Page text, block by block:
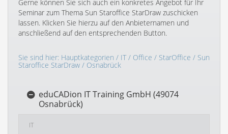
Gerne können Sie sich auch ein konkretes Angebot für Ihr
Seminar zum Thema Sun Staroffice StarDraw zuschicken
lassen. Klicken Sie hierzu auf den Anbieternamen und
anschließend auf den entsprechenden Button.
Sie sind hier: Hauptkategorien / IT/ Office / StarOffice / Sun
Staroffice StarDraw / Osnabrück
eduCADion IT Training GmbH (49074
Osnabrück)
IT